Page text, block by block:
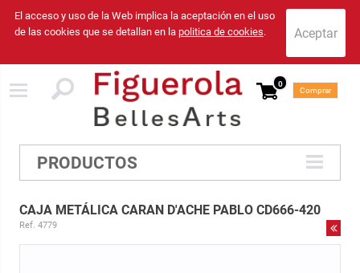
El acceso y uso de la Web implica la aceptación en el uso
de las cookies que se detallan en la politica de cookies.
0
Comprar
PRODUCTOS
CAJA METÁLICA CARAN D'ACHE PABLO CD666-420
Ref. 4779